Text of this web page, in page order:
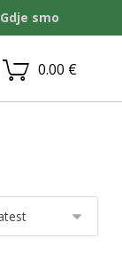
Gdje smo
0.00 €